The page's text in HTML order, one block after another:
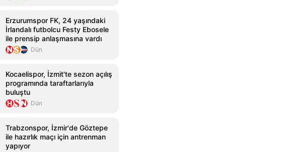
Erzurumspor FK, 24 yaşındaki
İrlandalı futbolcu Festy Ebosele
ile prensip anlaşmasına vardı
Dün
Kocaelispor, İzmit'te sezon açılış
programında taraftarlarıyla
buluştu
Dün
Trabzonspor, İzmir'de Göztepe
ile hazırlık maçı için antrenman
yapıyor